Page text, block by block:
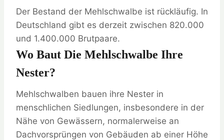
Der Bestand der Mehlschwalbe ist rückläufig. In
Deutschland gibt es derzeit zwischen 820.000
und 1.400.000 Brutpaare.
Wo Baut Die Mehlschwalbe Ihre
Nester?
Mehlschwalben bauen ihre Nester in
menschlichen Siedlungen, insbesondere in der
Nähe von Gewässern, normalerweise an
Dachvorsprüngen von Gebäuden ab einer Höhe